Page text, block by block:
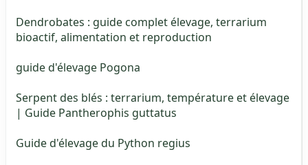
Dendrobates : guide complet élevage, terrarium
bioactif, alimentation et reproduction
guide d'élevage Pogona
Serpent des blés : terrarium, température et élevage
| Guide Pantherophis guttatus
Guide d'élevage du Python regius